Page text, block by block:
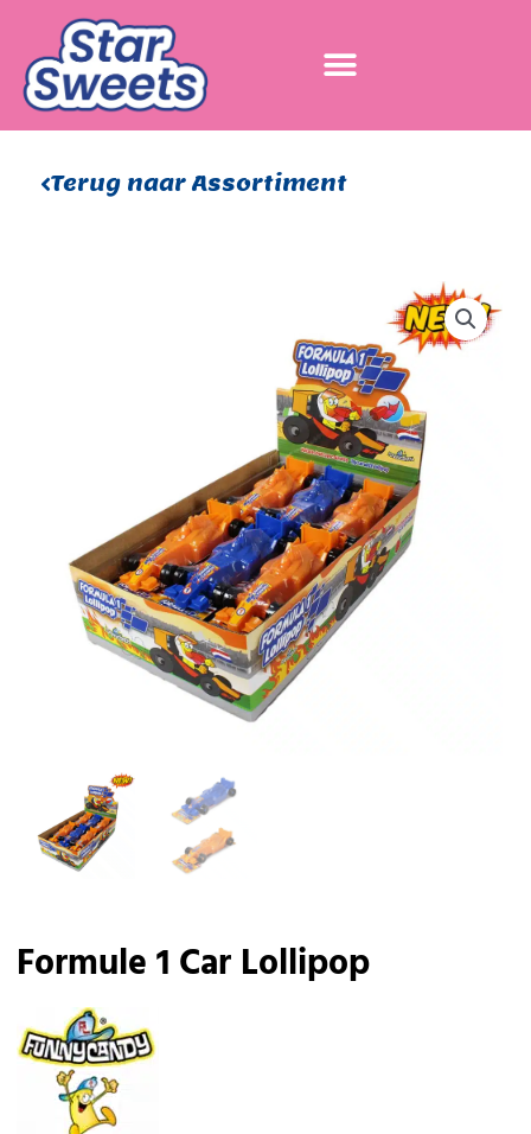
inhoud
Terug naar Assortiment
Formule 1 Car Lollipop